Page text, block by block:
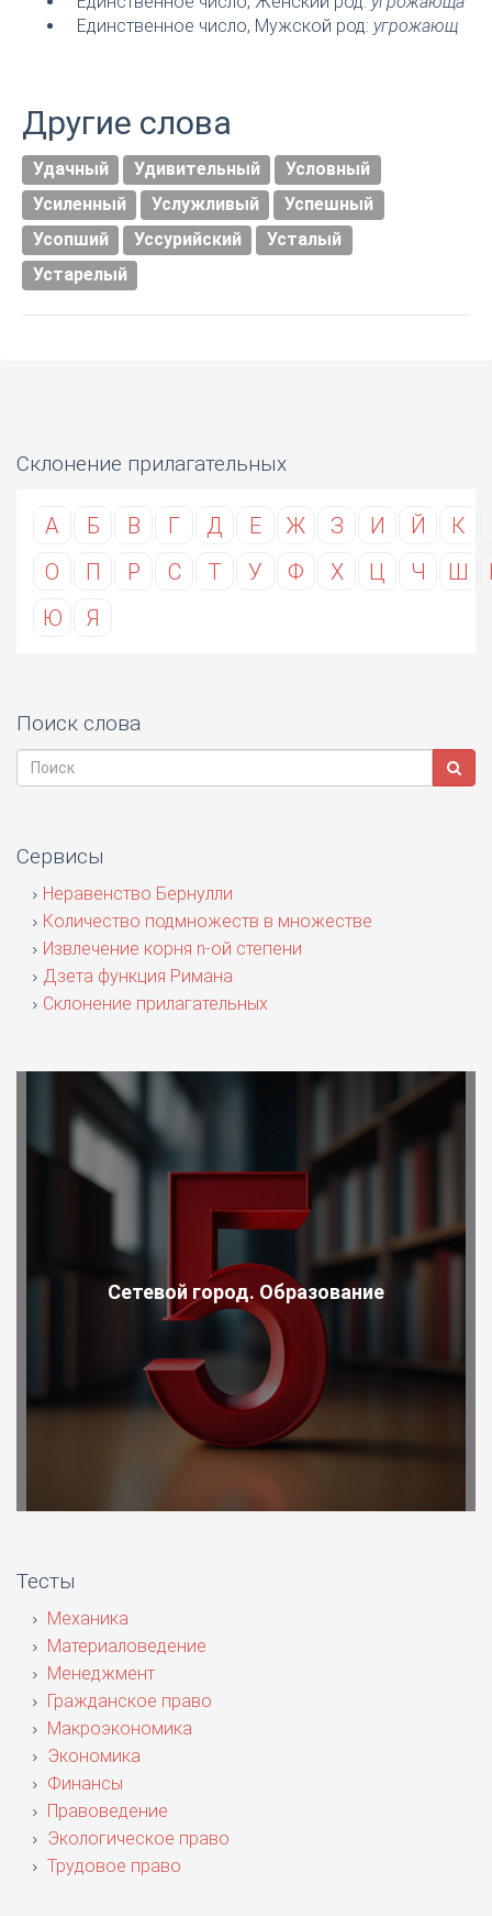
Единственное число, Мужской род: угрожающ
Другие слова
Удачный Удивительный
Условный
Усиленный
Услужливый
Успешный
Усопший
Уссурийский
Усталый
Устарелый
Склонение прилагательных
А Б В Г Д Е Ж З И Й К
О
П Р С Т У Ф Х Ц Ч Ш
Ю
Я
Поиск слова
Сервисы
Неравенство Бернулли
Количество подмножеств в множестве
Извлечение корня n-ой степени
Дзета функция Римана
Склонение прилагательных
Сетевой город. Образование
Тесты
Механика
Материаловедение
Менеджмент
Гражданское право
Макроэкономика
Экономика
Финансы
Правоведение
Экологическое право
Трудовое право